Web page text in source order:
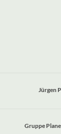
Jürgen
Gruppe